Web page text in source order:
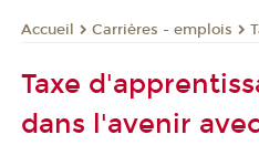
Accueil Carrières - emplois
Taxe
dans l'avenir